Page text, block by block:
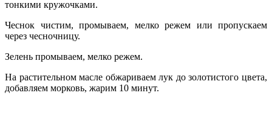
тонкими кружочками.
Чеснок чистим, промываем, мелко режем или пропускаем
через чесночницу.
Зелень промываем, мелко режем.
На растительном масле обжариваем лук до золотистого цвета,
добавляем морковь, жарим 10 минут.